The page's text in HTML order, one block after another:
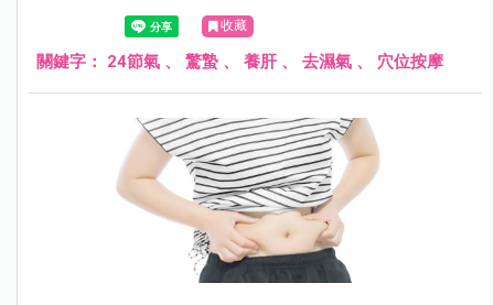
收藏
關鍵字： 24節氣 、 驚蟄 、 養肝、 去濕氣 、 穴位按摩